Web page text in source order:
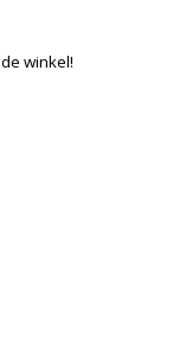
winkel!